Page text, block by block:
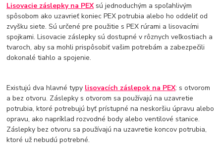
Lisovacie záslepky na PEXsú jednoduchým a spoľahlivým
spôsobom ako uzavrieť koniec PEX potrubia alebo ho oddeliť od
zvyšku siete. Sú určené pre použitie s PEX rúrami a lisovacími
spojkami. Lisovacie záslepky sú dostupné v rôznych veľkostiach a
tvaroch, aby sa mohli prispôsobiť vašim potrebám a zabezpečili
dokonalé tiahlo a spojenie.
Existujú dva hlavné typy lisovacích záslepok na PEX: s otvorom
a bez otvoru. Záslepky s otvorom sa používajú na uzavretie
potrubia, ktoré potrebujú byť prístupné na neskoršiu úpravu alebo
opravu, ako napríklad rozvodné body alebo ventilové stanice.
Záslepky bez otvoru sa používajú na uzavretie koncov potrubia,
ktoré už nebudú potrebné.